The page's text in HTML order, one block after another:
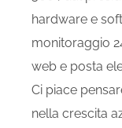
hardware e
monitoraggio
web e posta
Ci piace
nella crescita